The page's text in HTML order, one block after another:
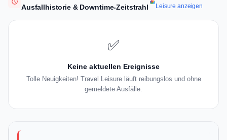
Ausfallhistorie & Downtime-Zeitstrahl
Leisure anzeigen
✅
Keine aktuellen Ereignisse
Tolle Neuigkeiten! Travel Leisure läuft reibungslos und ohne
gemeldete Ausfälle.